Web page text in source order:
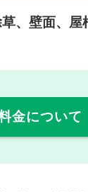
、壁面、屋
金について